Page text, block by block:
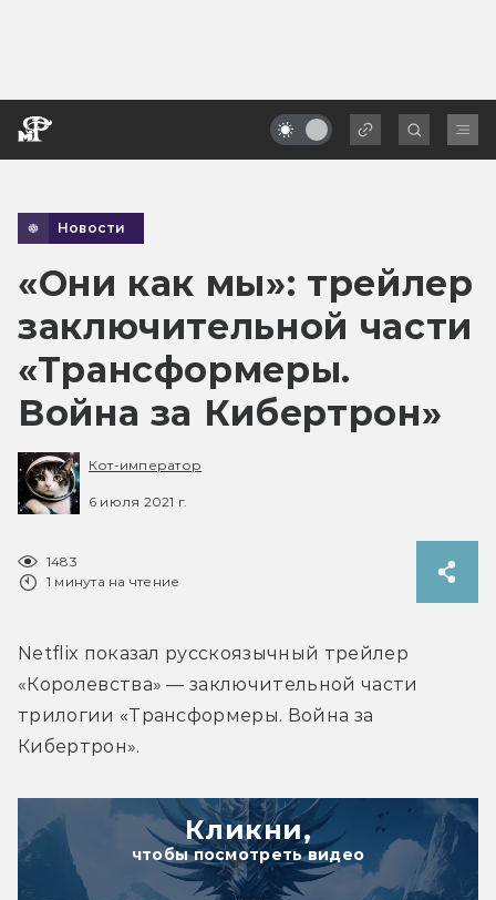
Новости
«Они как мы»: трейлер
заключительной части
«Трансформеры.
Война за Кибертрон»
Кот-император
6 июля 2021 г.
1483
1 минута на чтение
Netflix показал русскоязычный трейлер
«Королевства» — заключительной части
трилогии «Трансформеры. Война за
Кибертрон».
Кликни,
чтобы посмотреть видео